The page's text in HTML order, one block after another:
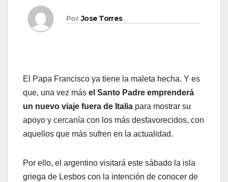
Por Jose Torres
El Papa Francisco ya tiene la maleta hecha. Y es
que, una vez más el Santo Padre emprenderá
un nuevo viaje fuera de Italia para mostrar su
apoyo y cercanía con los más desfavorecidos, con
aquellos que más sufren en la actualidad.
Por ello, el argentino visitará este sábado la isla
griega de Lesbos con la intención de conocer de